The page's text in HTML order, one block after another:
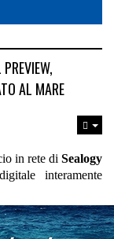
AL MARE
in rete diSealogy
interamente